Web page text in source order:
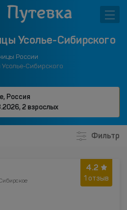
Усолье-Сибирского
России
Усолье-Сибирского
Россия
,2 взрослых
Фильтр
4.2
1 отзыв